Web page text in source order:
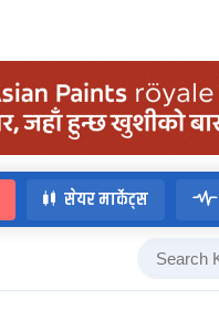
सेयर मार्केट्स